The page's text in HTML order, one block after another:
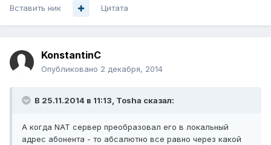
Вставить ник Цитата
KonstantinC
Опубликовано 2 декабря, 2014
В 25.11.2014 в 11:13, Tosha сказал:
А когда NAT сервер преобразовал его в локальный
адрес абонента - то абсалютно все равно через какой